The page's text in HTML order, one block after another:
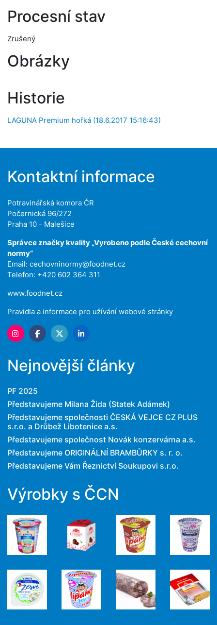
Procesní stav
Zrušený
Obrázky
Historie
LAGUNA Premium hořká (18.6.2017 15:16:43)
Kontaktní informace
Potravinářská komora ČR
Počernická 96/272
Praha 10 - Malešice
Správce značky kvality „Vyrobeno podle České cechovní
normy“
Email: cechovninormy@foodnet.cz
Telefon: +420 602 364 311
www.foodnet.cz
Pravidla a informace pro užívání webové stránky
Nejnovější články
PF 2025
Představujeme Milana Žida (Statek Adámek)
Představujeme společnosti ČESKÁ VEJCE CZ PLUS
s.r.o. a Drůbež Libotenice a.s.
Představujeme společnost Novák konzervárna a.s.
Představujeme ORIGINÁLNÍ BRAMBŮRKY s. r. o.
Představujeme Vám Řeznictví Soukupovi s.r.o.
Výrobky s ČCN